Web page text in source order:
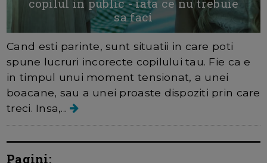
copilul in public - iata ce nu trebuie
sa faci
Cand esti parinte, sunt situatii in care poti
spune lucruri incorecte copilului tau. Fie ca e
in timpul unui moment tensionat, a unei
boacane, sau a unei proaste dispoziti prin care
treci. Insa,...
Pagini: